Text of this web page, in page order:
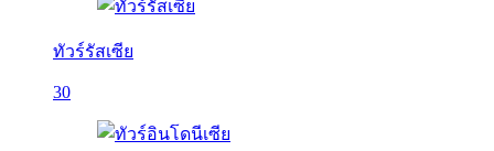
ทัวร์รัสเซีย
30